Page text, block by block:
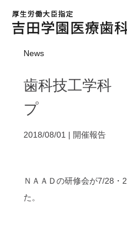
News
歯科技工学科
プ
2018/08/01 | 開催報告
ＮＡＡＤの研修会が7/28・
た。